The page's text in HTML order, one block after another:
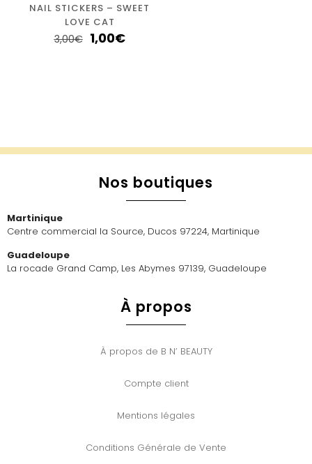
NAIL STICKERS – SWEET
LOVE CAT
3,00€ 1,00€
Nos boutiques
Martinique
Centre commercial la Source, Ducos 97224, Martinique
Guadeloupe
La rocade Grand Camp, Les Abymes 97139, Guadeloupe
À propos
À propos de B N’ BEAUTY
Compte client
Mentions légales
Conditions Générale de Vente